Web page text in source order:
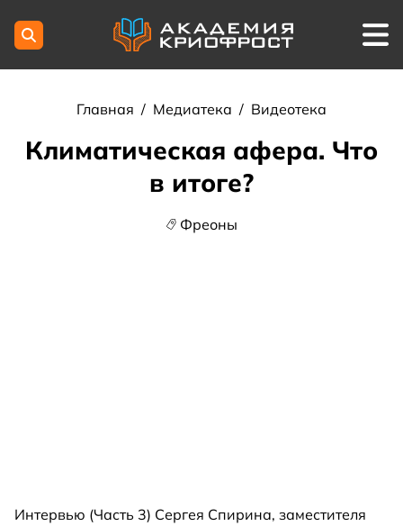
Главная / Медиатека / Видеотека
Климатическая афера. Что
в итоге?
Фреоны
Интервью (Часть 3) Сергея Спирина, заместителя